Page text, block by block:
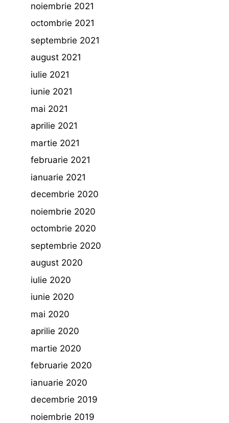
noiembrie 2021
octombrie 2021
septembrie 2021
august 2021
iulie 2021
iunie 2021
mai 2021
aprilie 2021
martie 2021
februarie 2021
ianuarie 2021
decembrie 2020
noiembrie 2020
octombrie 2020
septembrie 2020
august 2020
iulie 2020
iunie 2020
mai 2020
aprilie 2020
martie 2020
februarie 2020
ianuarie 2020
decembrie 2019
noiembrie 2019